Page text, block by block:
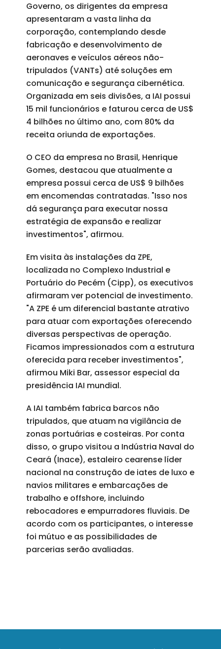
Governo, os dirigentes da empresa
apresentaram a vasta linha da
corporação, contemplando desde
fabricação e desenvolvimento de
aeronaves e veículos aéreos não-
tripulados (VANTs) até soluções em
comunicação e segurança cibernética.
Organizada em seis divisões, a IAI possui
15 mil funcionários e faturou cerca de US$
4 bilhões no último ano, com 80% da
receita oriunda de exportações.
O CEO da empresa no Brasil, Henrique
Gomes, destacou que atualmente a
empresa possui cerca de US$ 9 bilhões
em encomendas contratadas. "Isso nos
dá segurança para executar nossa
estratégia de expansão e realizar
investimentos", afirmou.
Em visita às instalações da ZPE,
localizada no Complexo Industrial e
Portuário do Pecém (Cipp), os executivos
afirmaram ver potencial de investimento.
"A ZPE é um diferencial bastante atrativo
para atuar com exportações oferecendo
diversas perspectivas de operação.
Ficamos impressionados com a estrutura
oferecida para receber investimentos",
afirmou Miki Bar, assessor especial da
presidência IAI mundial.
A IAI também fabrica barcos não
tripulados, que atuam na vigilância de
zonas portuárias e costeiras. Por conta
disso, o grupo visitou a Indústria Naval do
Ceará (Inace), estaleiro cearense líder
nacional na construção de iates de luxo e
navios militares e embarcações de
trabalho e offshore, incluindo
rebocadores e empurradores fluviais. De
acordo com os participantes, o interesse
foi mútuo e as possibilidades de
parcerias serão avaliadas.